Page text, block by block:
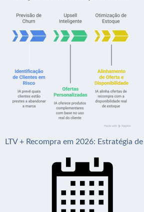
LTV + Recompra em 2026: Estratégia